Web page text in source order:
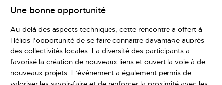
Une bonne opportunité
Au-delà des aspects techniques, cette rencontre a offert à
Hélios l’opportunité de se faire connaitre davantage auprès
des collectivités locales. La diversité des participants a
favorisé la création de nouveaux liens et ouvert la voie à de
nouveaux projets. L’événement a également permis de